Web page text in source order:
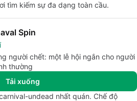
tìm kiếm sự đa dạng toàn cầu.
Spin
người chết: một lễ hội ngắn cho người
thường
Tải xuống
undead nhất quán. Chế độ